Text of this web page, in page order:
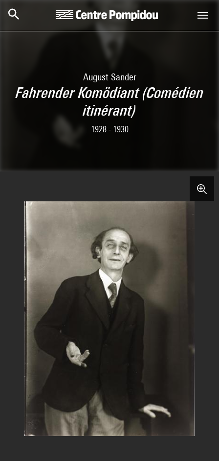
August Sander
Fahrender Komödiant (Comédien
itinérant)
1928 - 1930